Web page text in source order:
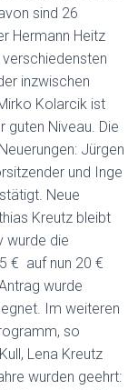
sind 26
Hermann Heitz
inzwischen
Kolarcik ist
guten Niveau. Die
Jürgen
und Inge
Neue
Kreutz bleibt
wurde die
€ auf nun 20 €
wurde
Im weiteren
so
Lena Kreutz
wurden geehrt: